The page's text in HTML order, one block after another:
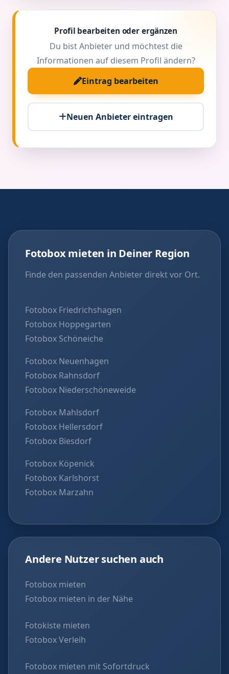
Profil bearbeiten oder ergänzen
Du bist Anbieter und möchtest die
Informationen auf diesem Profil ändern?
Eintrag bearbeiten
Neuen Anbieter eintragen
Fotobox mieten in Deiner Region
Finde den passenden Anbieter direkt vor Ort.
Fotobox Friedrichshagen
Fotobox Hoppegarten
Fotobox Schöneiche
Fotobox Neuenhagen
Fotobox Rahnsdorf
Fotobox Niederschöneweide
Fotobox Mahlsdorf
Fotobox Hellersdorf
Fotobox Biesdorf
Fotobox Köpenick
Fotobox Karlshorst
Fotobox Marzahn
Andere Nutzer suchen auch
Fotobox mieten
Fotobox mieten in der Nähe
Fotokiste mieten
Fotobox Verleih
Fotobox mieten mit Sofortdruck